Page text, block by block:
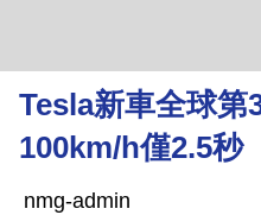
理
財
商
Tesla新車全球第
100km/h僅2.5秒
nmg-admin